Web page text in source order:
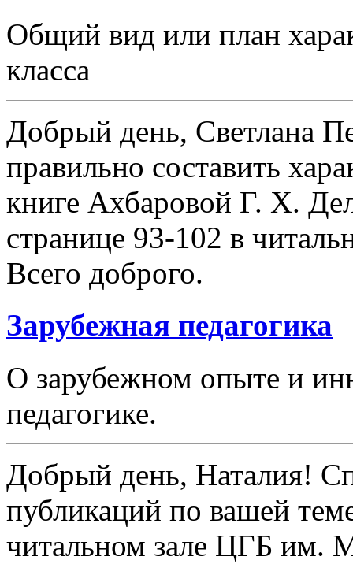
Общий вид или план
класса
Добрый день, Светлана
правильно составить
книге Ахбаровой Г. Х.
странице 93-102 в
Всего доброго.
Зарубежная педагогика
О зарубежном опыте и
педагогике.
Добрый день, Наталия!
публикаций по вашей
читальном зале ЦГБ им.